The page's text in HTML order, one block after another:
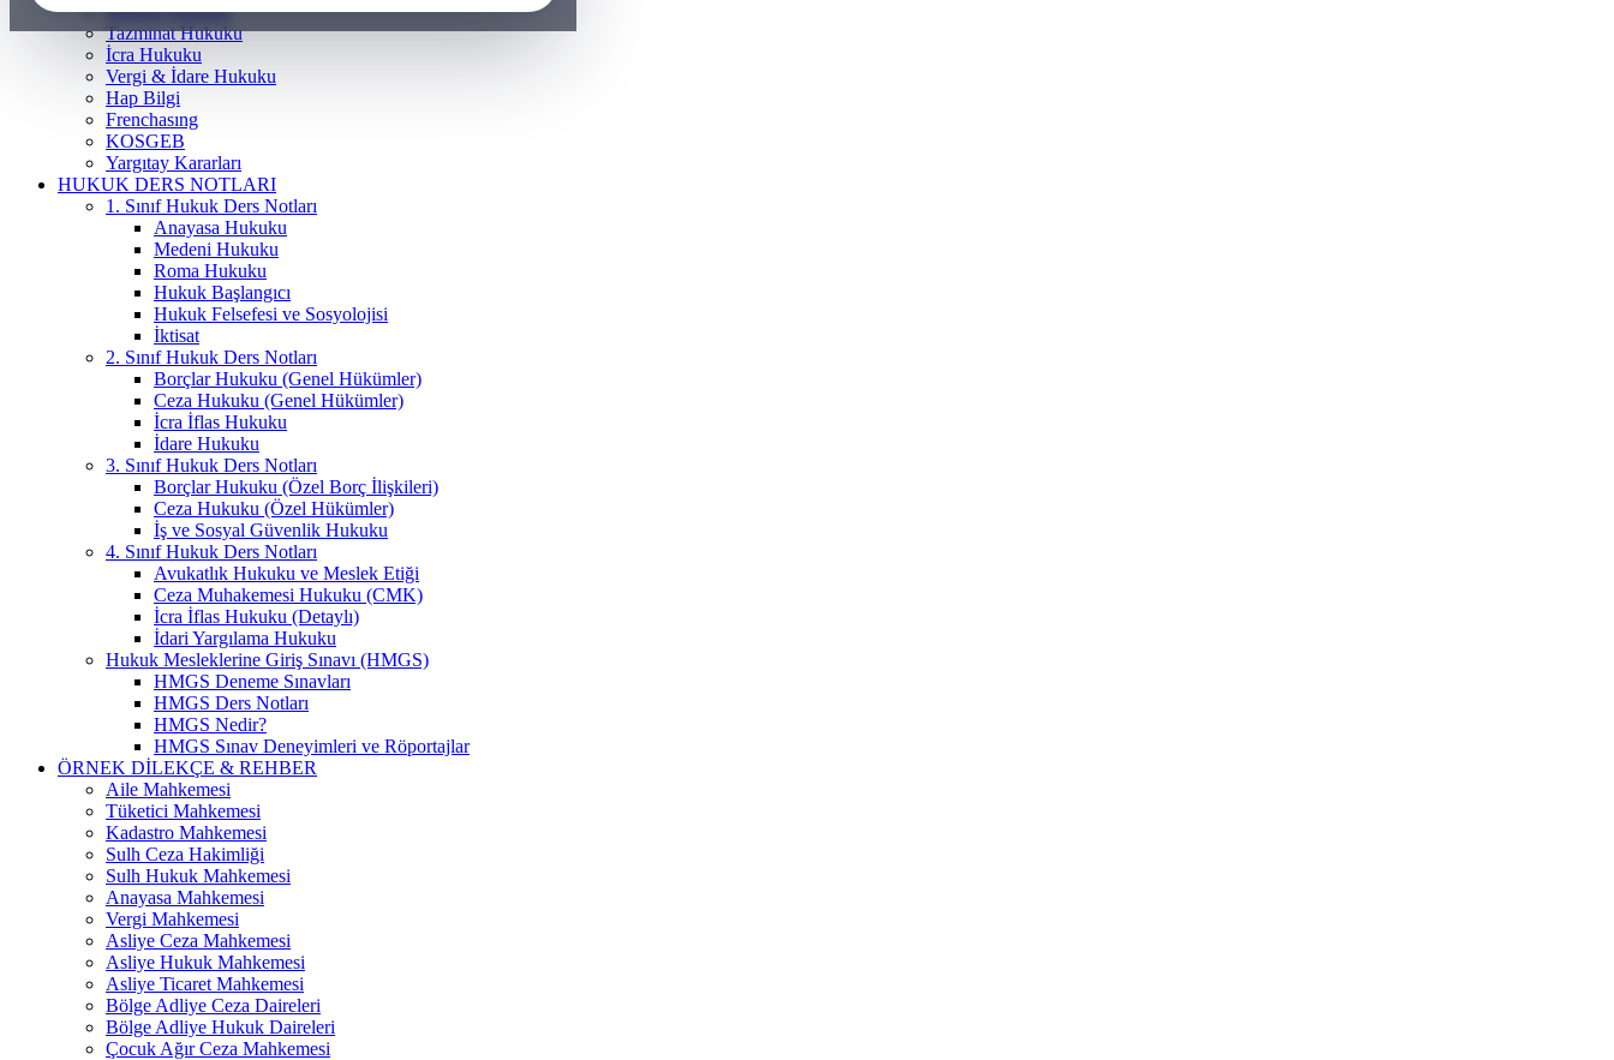
Medeni Hukuku
Tazminat Hukuku
İcra Hukuku
Vergi & İdare Hukuku
Hap Bilgi
Frenchasıng
KOSGEB
Yargıtay Kararları
HUKUK DERS NOTLARI
1. Sınıf Hukuk Ders Notları
Anayasa Hukuku
Medeni Hukuku
Roma Hukuku
Hukuk Başlangıcı
Hukuk Felsefesi ve Sosyolojisi
İktisat
2. Sınıf Hukuk Ders Notları
Borçlar Hukuku (Genel Hükümler)
Ceza Hukuku (Genel Hükümler)
İcra İflas Hukuku
İdare Hukuku
3. Sınıf Hukuk Ders Notları
Borçlar Hukuku (Özel Borç İlişkileri)
Ceza Hukuku (Özel Hükümler)
İş ve Sosyal Güvenlik Hukuku
4. Sınıf Hukuk Ders Notları
Avukatlık Hukuku ve Meslek Etiği
Ceza Muhakemesi Hukuku (CMK)
İcra İflas Hukuku (Detaylı)
İdari Yargılama Hukuku
Hukuk Mesleklerine Giriş Sınavı (HMGS)
HMGS Deneme Sınavları
HMGS Ders Notları
HMGS Nedir?
HMGS Sınav Deneyimleri ve Röportajlar
ÖRNEK DILEKÇE & REHBER
Aile Mahkemesi
Tüketici Mahkemesi
Kadastro Mahkemesi
Sulh Ceza Hakimliği
Sulh Hukuk Mahkemesi
Anayasa Mahkemesi
Vergi Mahkemesi
Asliye Ceza Mahkemesi
Asliye Hukuk Mahkemesi
Asliye Ticaret Mahkemesi
Bölge Adliye Ceza Daireleri
Bölge Adliye Hukuk Daireleri
Çocuk Ağır Ceza Mahkemesi